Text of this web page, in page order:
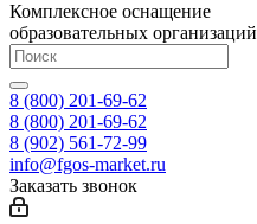
Комплексное оснащение
образовательных организаций
8 (800) 201-69-62
8 (800) 201-69-62
8 (902) 561-72-99
info@fgos-market.ru
Заказать звонок